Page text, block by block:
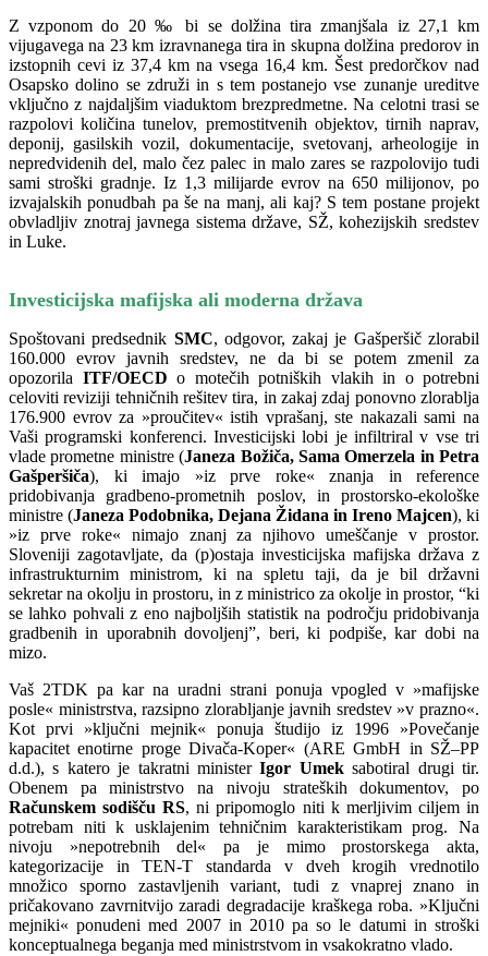
Z vzponom do 20 ‰ bi se dolžina tira zmanjšala iz 27,1 km
vijugavega na 23 km izravnanega tira in skupna dolžina predorov in
izstopnih cevi iz 37,4 km na vsega 16,4 km. Šest predorčkov nad
Osapsko dolino se združi in s tem postanejo vse zunanje ureditve
vključno z najdaljšim viaduktom brezpredmetne. Na celotni trasi se
razpolovi količina tunelov, premostitvenih objektov, tirnih naprav,
deponij, gasilskih vozil, dokumentacije, svetovanj, arheologije in
nepredvidenih del, malo čez palec in malo zares se razpolovijo tudi
sami stroški gradnje. Iz 1,3 milijarde evrov na 650 milijonov, po
izvajalskih ponudbah pa še na manj, ali kaj? S tem postane projekt
obvladljiv znotraj javnega sistema države, SŽ, kohezijskih sredstev
in Luke.
Investicijska mafijska ali moderna država
Spoštovani predsednik SMC, odgovor, zakaj je Gašperšič zlorabil
160.000 evrov javnih sredstev, ne da bi se potem zmenil za
opozorila ITF/OECD o motečih potniških vlakih in o potrebni
celoviti reviziji tehničnih rešitev tira, in zakaj zdaj ponovno zlorablja
176.900 evrov za »proučitev« istih vprašanj, ste nakazali sami na
Vaši programski konferenci. Investicijski lobi je infiltriral v vse tri
vlade prometne ministre (Janeza Božiča, Sama Omerzela in Petra
Gašperšiča), ki imajo »iz prve roke« znanja in reference
pridobivanja gradbeno-prometnih poslov, in prostorsko-ekološke
ministre (Janeza Podobnika, Dejana Židana in Ireno Majcen), ki
»iz prve roke« nimajo znanj za njihovo umeščanje v prostor.
Sloveniji zagotavljate, da (p)ostaja investicijska mafijska država z
infrastrukturnim ministrom, ki na spletu taji, da je bil državni
sekretar na okolju in prostoru, in z ministrico za okolje in prostor, “ki
se lahko pohvali z eno najboljših statistik na področju pridobivanja
gradbenih in uporabnih dovoljenj”, beri, ki podpiše, kar dobi na
mizo.
Vaš 2TDK pa kar na uradni strani ponuja vpogled v »mafijske
posle« ministrstva,razsipno zlorabljanje javnih sredstev »v prazno«.
Kot prvi »ključni mejnik« ponuja študijo iz 1996 »Povečanje
kapacitet enotirne proge Divača-Koper« (ARE GmbH in SŽ–PP
d.d.), s katero je takratni ministerIgor Umeksabotiral drugi tir.
Obenem pa ministrstvo na nivoju strateških dokumentov, po
Računskem sodišču RS, ni pripomoglo niti k merljivim ciljem in
potrebam niti k usklajenim tehničnim karakteristikam prog. Na
nivoju »nepotrebnih del« pa je mimo prostorskega akta,
kategorizacije in TEN-T standarda v dveh krogih vrednotilo
množico sporno zastavljenih variant, tudi z vnaprej znano in
pričakovano zavrnitvijo zaradi degradacije kraškega roba. »Ključni
mejniki« ponudeni med 2007 in 2010 pa so le datumi in stroški
konceptualnega beganja med ministrstvom in vsakokratno vlado.